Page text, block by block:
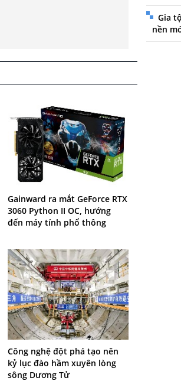
Gainward ra mắt GeForce RTX
3060 Python II OC, hướng
đến máy tính phổ thông
Công nghệ đột phá tạo nên
kỷ lục đào hầm xuyên lòng
sông Dương Tử
Gia
nền